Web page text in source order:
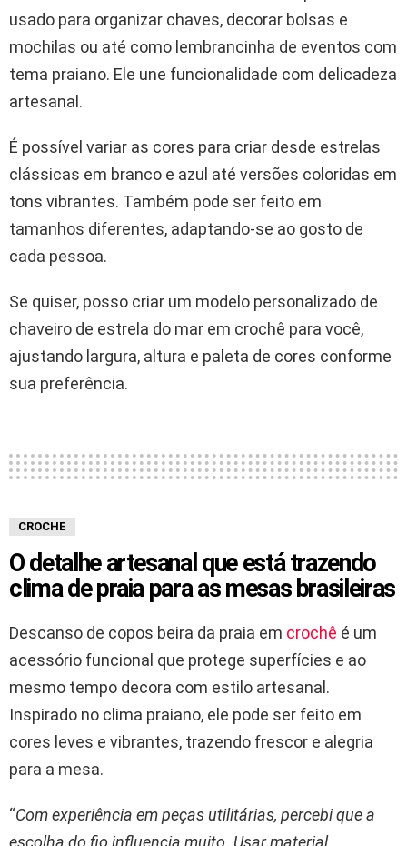
usado para organizar chaves, decorar bolsas e
mochilas ou até como lembrancinha de eventos com
tema praiano. Ele une funcionalidade com delicadeza
artesanal.
É possível variar as cores para criar desde estrelas
clássicas em branco e azul até versões coloridas em
tons vibrantes. Também pode ser feito em
tamanhos diferentes, adaptando-se ao gosto de
cada pessoa.
Se quiser, posso criar um modelo personalizado de
chaveiro de estrela do mar em crochê para você,
ajustando largura, altura e paleta de cores conforme
sua preferência.
CROCHE
O detalhe artesanal que está trazendo
clima de praia para as mesas brasileiras
Descanso de copos beira da praia em crochê é um
acessório funcional que protege superfícies e ao
mesmo tempo decora com estilo artesanal.
Inspirado no clima praiano, ele pode ser feito em
cores leves e vibrantes, trazendo frescor e alegria
para a mesa.
“Com experiência em peças utilitárias, percebi que a
escolha do fio influencia muito. Usar material